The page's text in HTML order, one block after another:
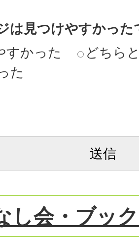
は見つけやすかった
すかった
どちら
た
し会・ブッ